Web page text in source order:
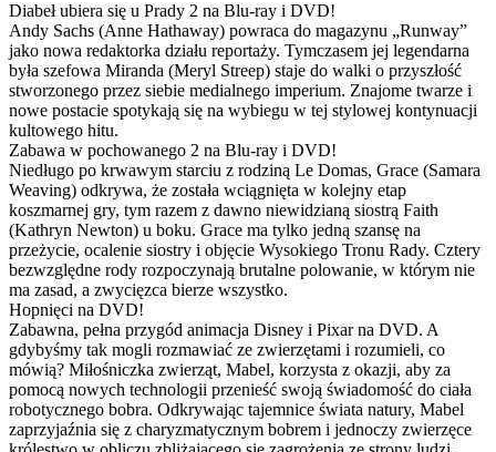
Diabeł ubiera się u Prady 2 na Blu-ray i DVD!
Andy Sachs (Anne Hathaway) powraca do magazynu „Runway”
jako nowa redaktorka działu reportaży. Tymczasem jej legendarna
była szefowa Miranda (Meryl Streep) staje do walki o przyszłość
stworzonego przez siebie medialnego imperium. Znajome twarze i
nowe postacie spotykają się na wybiegu w tej stylowej kontynuacji
kultowego hitu.
Zabawa w pochowanego 2 na Blu-ray i DVD!
Niedługo po krwawym starciu z rodziną Le Domas, Grace (Samara
Weaving) odkrywa, że została wciągnięta w kolejny etap
koszmarnej gry, tym razem z dawno niewidzianą siostrą Faith
(Kathryn Newton) u boku. Grace ma tylko jedną szansę na
przeżycie, ocalenie siostry i objęcie Wysokiego Tronu Rady. Cztery
bezwzględne rody rozpoczynają brutalne polowanie, w którym nie
ma zasad, a zwycięzca bierze wszystko.
Hopnięci na DVD!
Zabawna, pełna przygód animacja Disney i Pixar na DVD. A
gdybyśmy tak mogli rozmawiać ze zwierzętami i rozumieli, co
mówią? Miłośniczka zwierząt, Mabel, korzysta z okazji, aby za
pomocą nowych technologii przenieść swoją świadomość do ciała
robotycznego bobra. Odkrywając tajemnice świata natury, Mabel
zaprzyjaźnia się z charyzmatycznym bobrem i jednoczy zwierzęce